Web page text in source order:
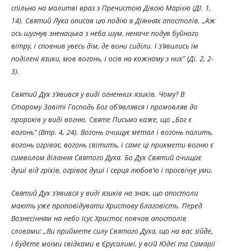
спільно на молитві враз з Пречистою Дівою Марією (ДІ. 1,
14). Святий Лука описав цю подію в Діяннях апостолів. „Аж
ось шугнув зненацька з неба шум, неначе подув буйного
вітру, і сповнив увесь дім, де вони сиділи. І з’явились їм
поділені язики, мов вогонь, і осів на кожному з них” (Ді. 2, 2-
3).
Святий Дух з’явився у виді огненних язиків. Чому? В
Старому Завіті Господь Бог об’являвся і промовляв до
пророків у виді вогню. Святе Письмо каже, що „Бог є
вогонь” (Втр. 4, 24). Вогонь очищує метал і вогонь палить,
вогонь огріває, вогонь світить, і саме ці прикмети вогню є
символом ділання Святого Духа. Бо Дух Святий очищає
душі від гріхів, огріває душі і серця любов’ю і просвічує уми.
Святий Дух з’явився у виді язиків на знак, що апостоли
мають уже проповідувати Христову благовість. Перед
Вознесінням на небо Ісус Христос повчав апостолів
словами: „Ви приймете силу Святого Духа, що на вас зійде,
і будете моїми свідками в Єрусалимі, у всій Юдеї та Самарії